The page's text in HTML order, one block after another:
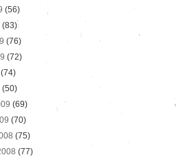
(56)
(83)
(76)
(72)
(74)
(50)
(69)
(70)
(75)
(77)